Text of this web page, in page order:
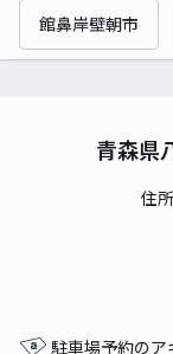
館鼻岸壁朝市
青森県
住
駐車場予約のア